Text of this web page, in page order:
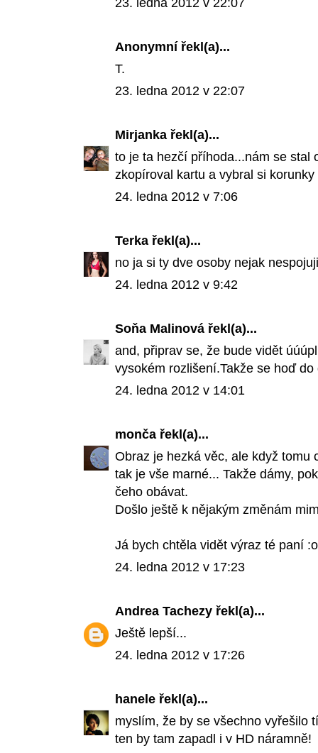
23. ledna 2012 v 22:07
Anonymní řekl(a)...
T.
23. ledna 2012 v 22:07
Mirjanka řekl(a)...
to je ta hezčí příhoda...nám se stal
zkopíroval kartu a vybral si
24. ledna 2012 v 7:06
Terka řekl(a)...
no ja si ty dve osoby nejak
24. ledna 2012 v 9:42
Soňa Malinová řekl(a)...
and, připrav se, že bude vidět
vysokém rozlišení.Takže se hoď do
24. ledna 2012 v 14:01
monča řekl(a)...
Obraz je hezká věc, ale když tomu
tak je vše marné... Takže dámy,
čeho obávat.
Došlo ještě k nějakým změnám
Já bych chtěla vidět výraz té paní
24. ledna 2012 v 17:23
Andrea Tachezy řekl(a)...
Ještě lepší...
24. ledna 2012 v 17:26
hanele řekl(a)...
myslím, že by se všechno vyřešilo
ten by tam zapadl i v HD náramně!